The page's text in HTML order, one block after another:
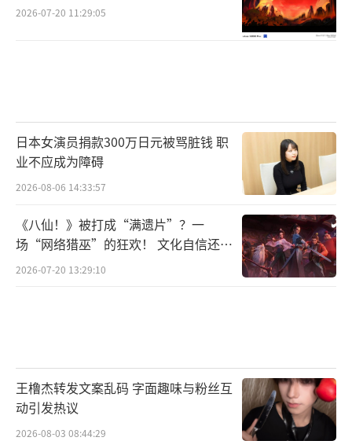
2026-07-20 11:29:05
日本女演员捐款300万日元被骂脏钱 职
业不应成为障碍
2026-08-06 14:33:57
《八仙！》被打成“满遗片”？一
场“网络猎巫”的狂欢！ 文化自信还是
焦虑？
2026-07-20 13:29:10
王橹杰转发文案乱码 字面趣味与粉丝互
动引发热议
2026-08-03 08:44:29